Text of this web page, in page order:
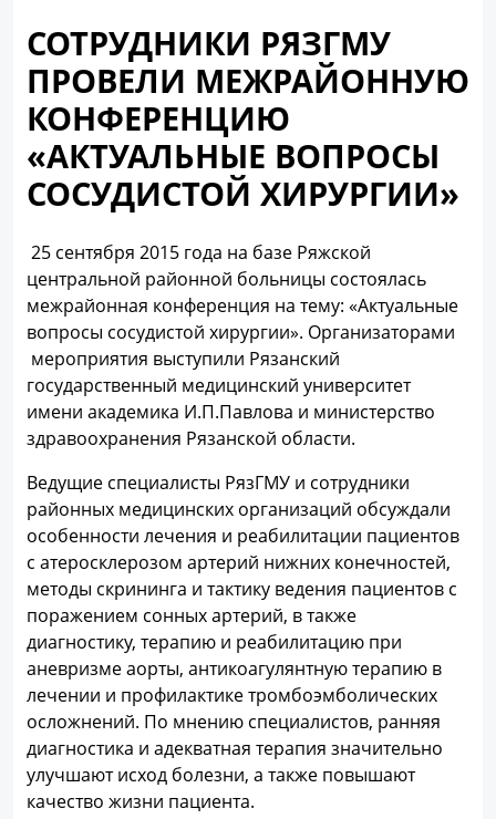
СОТРУДНИКИ РЯЗГМУ
ПРОВЕЛИ МЕЖРАЙОННУЮ
КОНФЕРЕНЦИЮ
«АКТУАЛЬНЫЕ ВОПРОСЫ
СОСУДИСТОЙ ХИРУРГИИ»
25 сентября 2015 года на базе Ряжской
центральной районной больницы состоялась
межрайонная конференция на тему: «Актуальные
вопросы сосудистой хирургии». Организаторами
мероприятия выступили Рязанский
государственный медицинский университет
имени академика И.П.Павлова и министерство
здравоохранения Рязанской области.
Ведущие специалисты РязГМУ и сотрудники
районных медицинских организаций обсуждали
особенности лечения и реабилитации пациентов
с атеросклерозом артерий нижних конечностей,
методы скрининга и тактику ведения пациентов с
поражением сонных артерий, в также
диагностику, терапию и реабилитацию при
аневризме аорты, антикоагулянтную терапию в
лечении и профилактике тромбоэмболических
осложнений. По мнению специалистов, ранняя
диагностика и адекватная терапия значительно
улучшают исход болезни, а также повышают
качество жизни пациента.